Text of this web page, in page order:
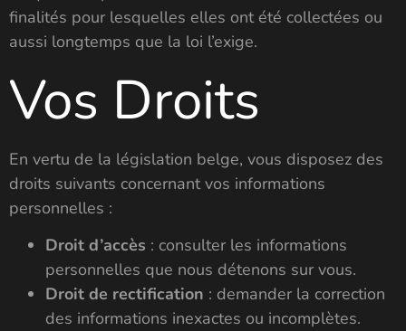
finalités pour lesquelles elles ont été collectées ou
aussi longtemps que la loi l’exige.
Vos Droits
En vertu de la législation belge, vous disposez des
droits suivants concernant vos informations
personnelles :
Droit d’accès : consulter les informations
personnelles que nous détenons sur vous.
Droit de rectification : demander la correction
des informations inexactes ou incomplètes.